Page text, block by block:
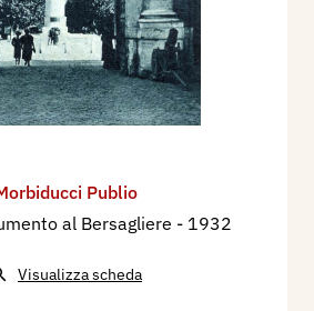
Publio
al Bersagliere - 1932
Visualizza scheda